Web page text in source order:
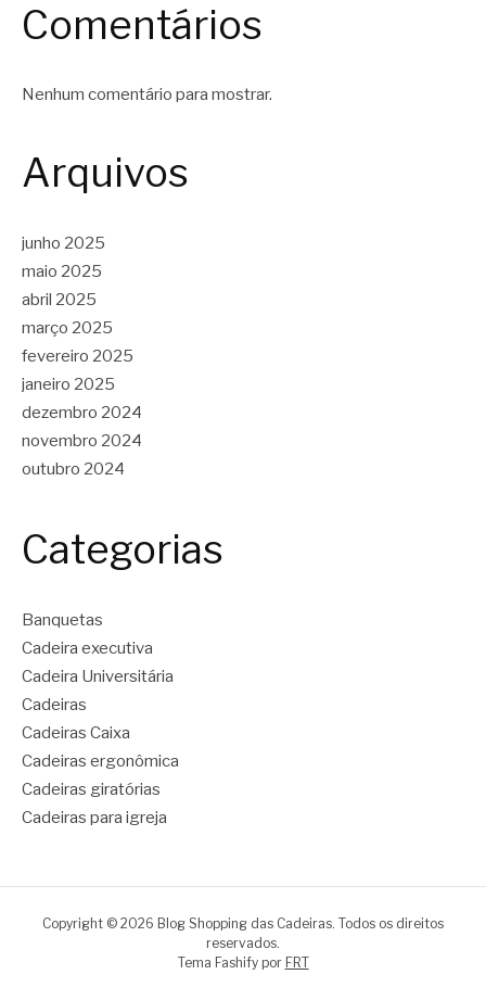
Comentários
Nenhum comentário para mostrar.
Arquivos
junho 2025
maio 2025
abril 2025
março 2025
fevereiro 2025
janeiro 2025
dezembro 2024
novembro 2024
outubro 2024
Categorias
Banquetas
Cadeira executiva
Cadeira Universitária
Cadeiras
Cadeiras Caixa
Cadeiras ergonômica
Cadeiras giratórias
Cadeiras para igreja
Copyright © 2026 Blog Shopping das Cadeiras. Todos os direitos
reservados.
Tema Fashify por FRT